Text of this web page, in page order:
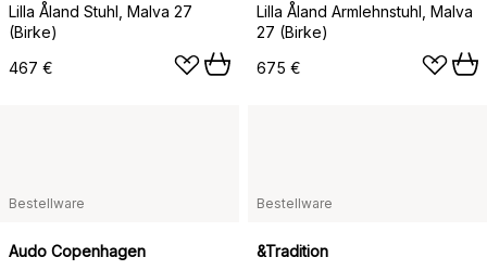
Lilla Åland Stuhl, Malva 27
(Birke)
467 €
Lilla Åland Armlehnstuhl, Malva
27 (Birke)
675 €
Bestellware
Audo Copenhagen
Bestellware
&Tradition